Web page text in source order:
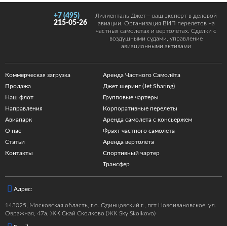
+7 (495)
215-05-26
Лилиенталь Джет— ваш эксперт в деловой
авиации. Организация ВИП перелетов на
частных самолетах и вертолетах. Сделки с
воздушными судами, управление
авиационными активами
Коммерческая загрузка
Продажа
Наш флот
Направления
Авиапарк
О нас
Статьи
Контакты
Аренда Частного Самолёта
Джет шеринг (Jet Sharing)
Групповые чартеры
Корпоративные перелеты
Аренда самолета с консьержем
Фрахт частного самолета
Аренда вертолёта
Спортивный чартер
Трансфер
Адрес:
143025, Московская область, г.о. Одинцовский г., пгт Новоивановское, ул.
Овражная, 47а, ЖК Скай Сколково (ЖК Sky Skolkovo)